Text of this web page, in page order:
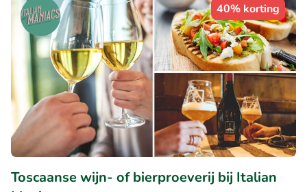
40% korting
Toscaanse wijn- of bierproeverij bij Italian